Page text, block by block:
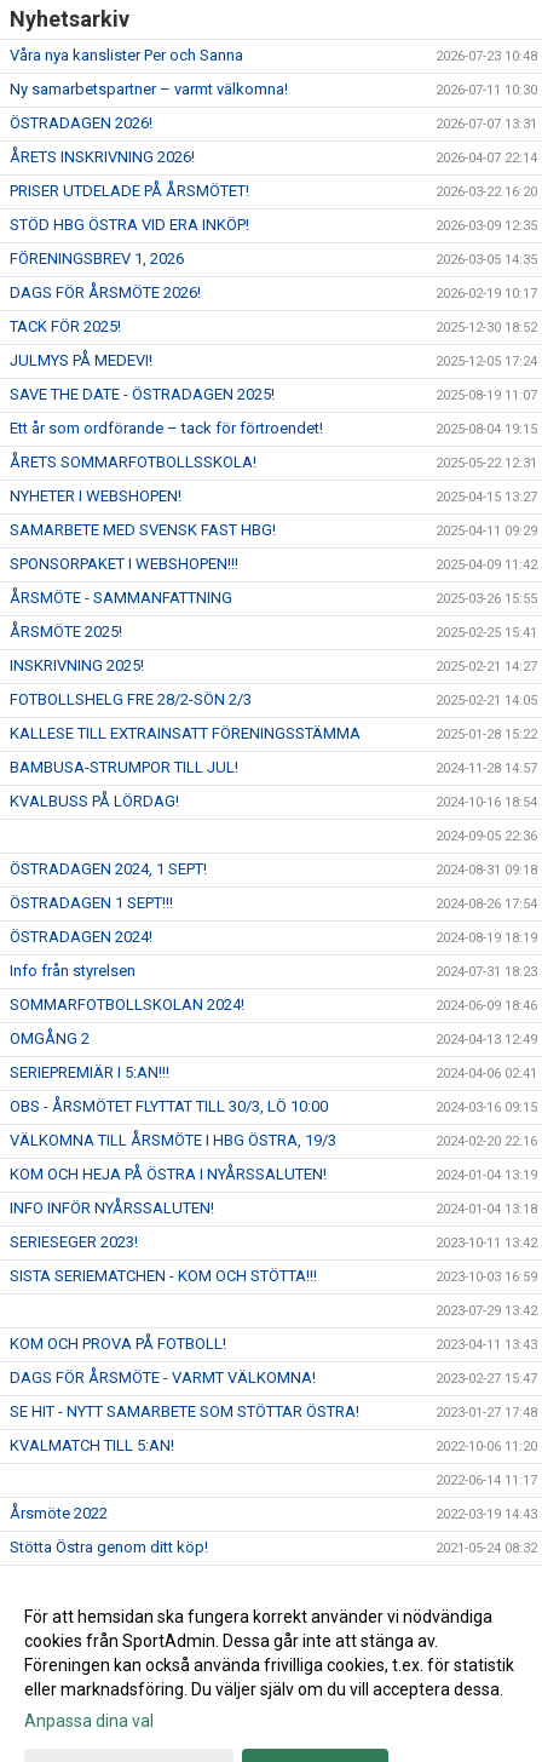
Nyhetsarkiv
Våra nya kanslister Per och Sanna 2026-07-23 10:48
Ny samarbetspartner – varmt välkomna! 2026-07-11 10:30
ÖSTRADAGEN 2026! 2026-07-07 13:31
ÅRETS INSKRIVNING 2026! 2026-04-07 22:14
PRISER UTDELADE PÅ ÅRSMÖTET! 2026-03-22 16:20
STÖD HBG ÖSTRA VID ERA INKÖP! 2026-03-09 12:35
FÖRENINGSBREV 1, 2026 2026-03-05 14:35
DAGS FÖR ÅRSMÖTE 2026! 2026-02-19 10:17
TACK FÖR 2025! 2025-12-30 18:52
JULMYS PÅ MEDEVI! 2025-12-05 17:24
SAVE THE DATE - ÖSTRADAGEN 2025! 2025-08-19 11:07
Ett år som ordförande – tack för förtroendet! 2025-08-04 19:15
ÅRETS SOMMARFOTBOLLSSKOLA! 2025-05-22 12:31
NYHETER I WEBSHOPEN! 2025-04-15 13:27
SAMARBETE MED SVENSK FAST HBG! 2025-04-11 09:29
SPONSORPAKET I WEBSHOPEN!!! 2025-04-09 11:42
ÅRSMÖTE - SAMMANFATTNING 2025-03-26 15:55
ÅRSMÖTE 2025! 2025-02-25 15:41
INSKRIVNING 2025! 2025-02-21 14:27
FOTBOLLSHELG FRE 28/2-SÖN 2/3 2025-02-21 14:05
KALLESE TILL EXTRAINSATT FÖRENINGSSTÄMMA 2025-01-28 15:22
BAMBUSA-STRUMPOR TILL JUL! 2024-11-28 14:57
KVALBUSS PÅ LÖRDAG! 2024-10-16 18:54
2024-09-05 22:36
ÖSTRADAGEN 2024, 1 SEPT! 2024-08-31 09:18
ÖSTRADAGEN 1 SEPT!!! 2024-08-26 17:54
ÖSTRADAGEN 2024! 2024-08-19 18:19
Info från styrelsen 2024-07-31 18:23
SOMMARFOTBOLLSKOLAN 2024! 2024-06-09 18:46
OMGÅNG 2 2024-04-13 12:49
SERIEPREMIÄR I 5:AN!!! 2024-04-06 02:41
OBS - ÅRSMÖTET FLYTTAT TILL 30/3, LÖ 10:00 2024-03-16 09:15
VÄLKOMNA TILL ÅRSMÖTE I HBG ÖSTRA, 19/3 2024-02-20 22:16
KOM OCH HEJA PÅ ÖSTRA I NYÅRSSALUTEN! 2024-01-04 13:19
INFO INFÖR NYÅRSSALUTEN! 2024-01-04 13:18
SERIESEGER 2023! 2023-10-11 13:42
SISTA SERIEMATCHEN - KOM OCH STÖTTA!!! 2023-10-03 16:59
2023-07-29 13:42
KOM OCH PROVA PÅ FOTBOLL! 2023-04-11 13:43
DAGS FÖR ÅRSMÖTE - VARMT VÄLKOMNA! 2023-02-27 15:47
SE HIT - NYTT SAMARBETE SOM STÖTTAR ÖSTRA! 2023-01-27 17:48
KVALMATCH TILL 5:AN! 2022-10-06 11:20
2022-06-14 11:17
Årsmöte 2022 2022-03-19 14:43
Stötta Östra genom ditt köp! 2021-05-24 08:32
Nya riktlinjer från Skånes fotbollsförbund 2021-03-08 10:59
All inomhusträning inställd 2020-12-19 10:44
Gå till Webbversion
För att hemsidan ska fungera korrekt använder vi nödvändiga
cookies från SportAdmin. Dessa går inte att stänga av.
Föreningen kan också använda frivilliga cookies, t.ex. för statistik
eller marknadsföring. Du väljer själv om du vill acceptera dessa.
Anpassa dina val